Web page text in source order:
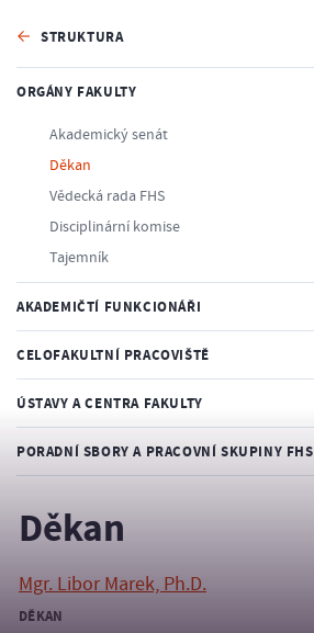
STRUKTURA
ORGÁNY FAKULTY
Akademický senát
Děkan
Vědecká rada FHS
Disciplinární komise
Tajemník
AKADEMIČTÍ FUNKCIONÁŘI
CELOFAKULTNÍ PRACOVIŠTĚ
ÚSTAVY A CENTRA FAKULTY
PORADNÍ SBORY A PRACOVNÍ SKUPINY FHS
Děkan
Mgr. Libor Marek, Ph.D.
DĚKAN